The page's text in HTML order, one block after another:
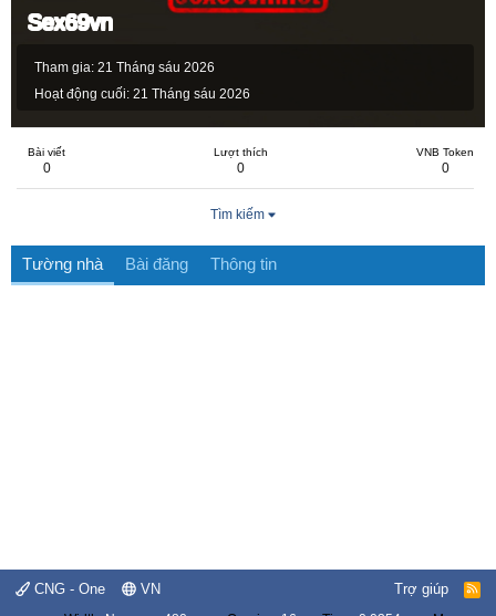
Sex69vn
Tham gia 21 Tháng sáu 2026
Hoạt động cuối 21 Tháng sáu 2026
Bài viết
0
Lượt thích
0
VNB Token
0
Tìm kiếm
Tường nhà Bài đăng Thông tin
CNG - One VN Trợ giúp
R